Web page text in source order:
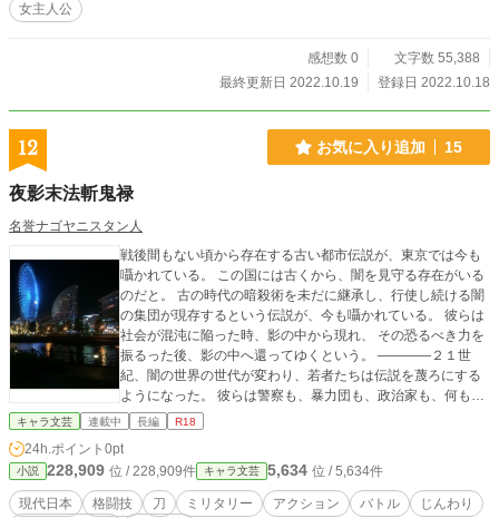
女主人公
感想数 0
文字数 55,388
最終更新日 2022.10.19
登録日 2022.10.18
12 お気に入り追加 15
夜影末法斬鬼禄
名誉ナゴヤニスタン人
戦後間もない頃から存在する古い都市伝説が、東京では今も
囁かれている。 この国には古くから、闇を見守る存在がいる
のだと。 古の時代の暗殺術を未だに継承し、行使し続ける闇
の集団が現存するという伝説が、今も囁かれている。 彼らは
社会が混沌に陥った時、影の中から現れ、 その恐るべき力を
振るった後、影の中へ還ってゆくという。 ――――２１世
紀、闇の世界の世代が変わり、若者たちは伝説を蔑ろにする
ようになった。 彼らは警察も、暴力団も、政治家も、何も恐
れなくなった。 金属バットによる集団リンチ、殺人、レイプ
若者たちは邪悪の限りを尽くし、闇の世界は混沌と無法に満
ちた。 彼らは地下格闘技場を開き、力をより高めた。 空手、
合気道、柔道、剣道、ボクシング、総合格闘、ブラジリアン
キャラ文芸 連載中 長編 R18
24h.ポイント 0pt
小説 228,909 位 / 228,909件 キャラ文芸 5,634 位 / 5,634件
現代日本 格闘技 刀 ミリタリー アクション バトル
じんわり